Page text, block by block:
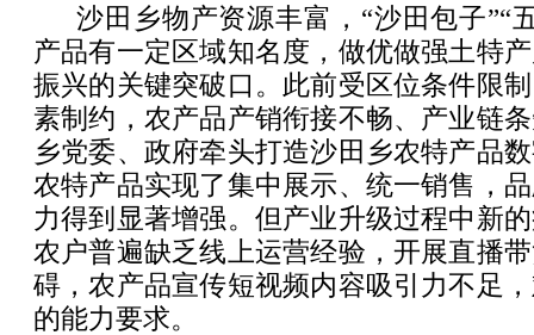
沙田乡物产资源丰富，“沙田包子”“
产品有一定区域知名度，做优做强土特
振兴的关键突破口。此前受区位条件限
素制约，农产品产销衔接不畅、产业链
乡党委、政府牵头打造沙田乡农特产品
农特产品实现了集中展示、统一销售，
力得到显著增强。但产业升级过程中新
农户普遍缺乏线上运营经验，开展直播
碍，农产品宣传短视频内容吸引力不足
的能力要求。